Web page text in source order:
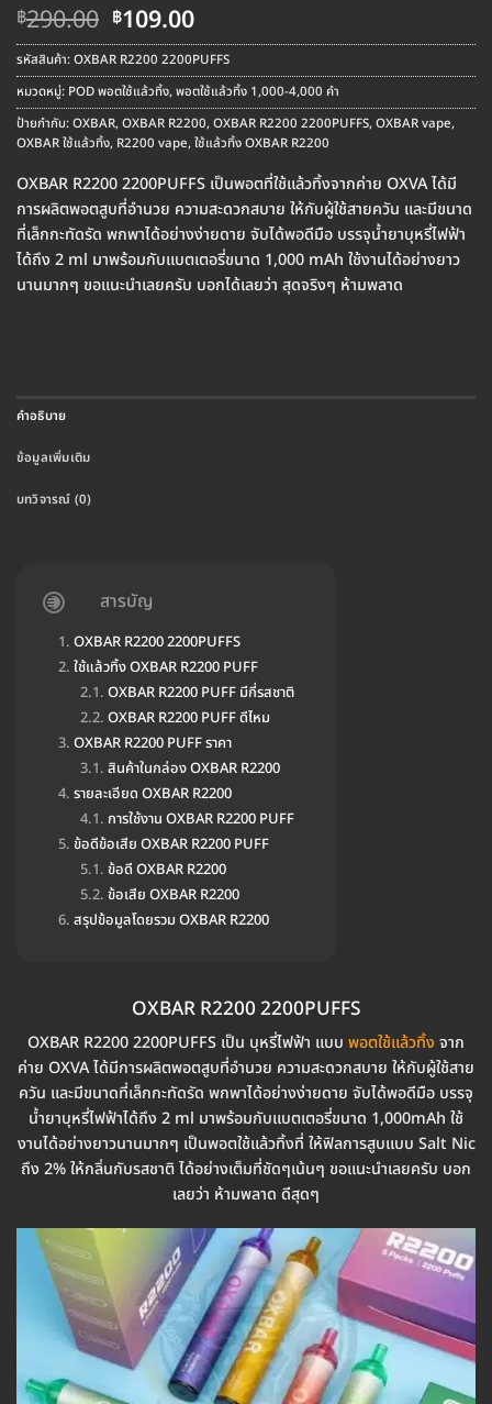
฿290.00 Original
price
was:
฿290.00.
฿109.00Current
price
is:
฿109.00.
รหัสสินค้า:OXBAR R2200 2200PUFFS
หมวดหมู่: POD พอตใช้แล้วทิ้ง, พอตใช้แล้วทิ้ง 1,000-4,000 คำ
ป้ายกำกับ:OXBAR, OXBAR R2200, OXBAR R2200 2200PUFFS, OXBAR vape,
OXBAR ใช้แล้วทิ้ง, R2200 vape, ใช้แล้วทิ้ง OXBAR R2200
OXBAR R2200 2200PUFFS เป็นพอตที่ใช้แล้วทิ้งจากค่าย OXVA ได้มี
การผลิตพอตสูบที่อำนวย ความสะดวกสบาย ให้กับผู้ใช้สายควัน และมีขนาด
ที่เล็กกะทัดรัด พกพาได้อย่างง่ายดาย จับได้พอดีมือ บรรจุน้ำยาบุหรี่ไฟฟ้า
ได้ถึง 2 ml มาพร้อมกับแบตเตอรี่ขนาด 1,000 mAh ใช้งานได้อย่างยาว
นานมากๆ ขอแนะนำเลยครับ บอกได้เลยว่า สุดจริงๆ ห้ามพลาด
คำอธิบาย
ข้อมูลเพิ่มเติม
บทวิจารณ์ (0)
สารบัญ
OXBAR R2200 2200PUFFS
ใช้แล้วทิ้ง OXBAR R2200 PUFF
OXBAR R2200 PUFF มีกี่รสชาติ
OXBAR R2200 PUFF ดีไหม
OXBAR R2200 PUFF ราคา
สินค้าในกล่อง OXBAR R2200
รายละเอียด OXBAR R2200
การใช้งาน OXBAR R2200 PUFF
ข้อดีข้อเสีย OXBAR R2200 PUFF
ข้อดี OXBAR R2200
ข้อเสีย OXBAR R2200
สรุปข้อมูลโดยรวม OXBAR R2200
OXBAR R2200 2200PUFFS
OXBAR R2200 2200PUFFS เป็น บุหรี่ไฟฟ้า แบบ พอตใช้แล้วทิ้ง จาก
ค่าย OXVA ได้มีการผลิตพอตสูบที่อำนวย ความสะดวกสบาย ให้กับผู้ใช้สาย
ควัน และมีขนาดที่เล็กกะทัดรัด พกพาได้อย่างง่ายดาย จับได้พอดีมือ บรรจุ
น้ำยาบุหรี่ไฟฟ้าได้ถึง 2 ml มาพร้อมกับแบตเตอรี่ขนาด 1,000mAh ใช้
งานได้อย่างยาวนานมากๆ เป็นพอตใช้แล้วทิ้งที่ ให้ฟิลการสูบแบบ Salt Nic
ถึง 2% ให้กลิ่นกับรสชาติ ได้อย่างเต็มที่ชัดๆเน้นๆ ขอแนะนำเลยครับ บอก
เลยว่า ห้ามพลาด ดีสุดๆ